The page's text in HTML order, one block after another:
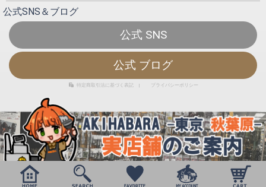
公式SNS＆ブログ
公式 SNS
公式 ブログ
特定商取引法に基づく表記 | プライバシーポリシー